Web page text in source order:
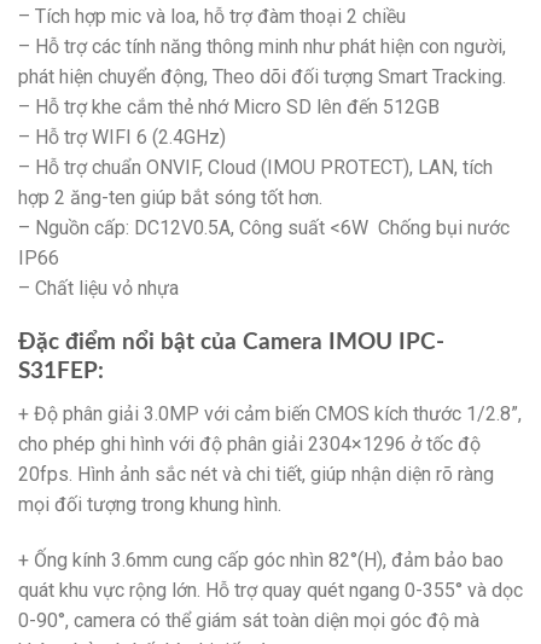
– Tích hợp mic và loa, hỗ trợ đàm thoại 2 chiều
– Hỗ trợ các tính năng thông minh như phát hiện con người,
phát hiện chuyển động, Theo dõi đối tượng Smart Tracking.
– Hỗ trợ khe cắm thẻ nhớ Micro SD lên đến 512GB
– Hỗ trợ WIFI 6 (2.4GHz)
– Hỗ trợ chuẩn ONVIF, Cloud (IMOU PROTECT), LAN, tích
hợp 2 ăng-ten giúp bắt sóng tốt hơn.
– Nguồn cấp: DC12V0.5A, Công suất <6W Chống bụi nước
IP66
– Chất liệu vỏ nhựa
Đặc điểm nổi bật của Camera IMOU IPC-
S31FEP:
+ Độ phân giải 3.0MP với cảm biến CMOS kích thước 1/2.8”,
cho phép ghi hình với độ phân giải 2304×1296 ở tốc độ
20fps. Hình ảnh sắc nét và chi tiết, giúp nhận diện rõ ràng
mọi đối tượng trong khung hình.
+ Ống kính 3.6mm cung cấp góc nhìn 82°(H), đảm bảo bao
quát khu vực rộng lớn. Hỗ trợ quay quét ngang 0-355° và dọc
0-90°, camera có thể giám sát toàn diện mọi góc độ mà